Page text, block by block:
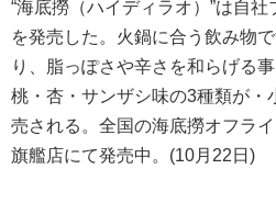
“海底撈（ハイディラオ）”は自
を発売した。火鍋に合う飲み物
り、脂っぽさや辛さを和らげる
桃・杏・サンザシ味の3種類が・
売される。全国の海底撈オフラ
旗艦店にて発売中。(10月22日)